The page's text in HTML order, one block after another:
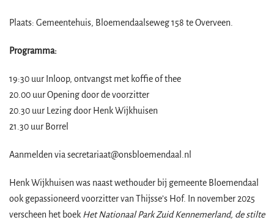
Plaats: Gemeentehuis, Bloemendaalseweg 158 te Overveen.
Programma:
19:30 uur Inloop, ontvangst met koffie of thee
20.00 uur Opening door de voorzitter
20.30 uur Lezing door Henk Wijkhuisen
21.30 uur Borrel
Aanmelden via secretariaat@onsbloemendaal.nl
Henk Wijkhuisen was naast wethouder bij gemeente Bloemendaal
ook gepassioneerd voorzitter van Thijsse’s Hof. In november 2025
verscheen het boek Het Nationaal Park Zuid Kennemerland, de stilte